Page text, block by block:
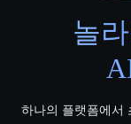
놀
하나의 플랫폼에서